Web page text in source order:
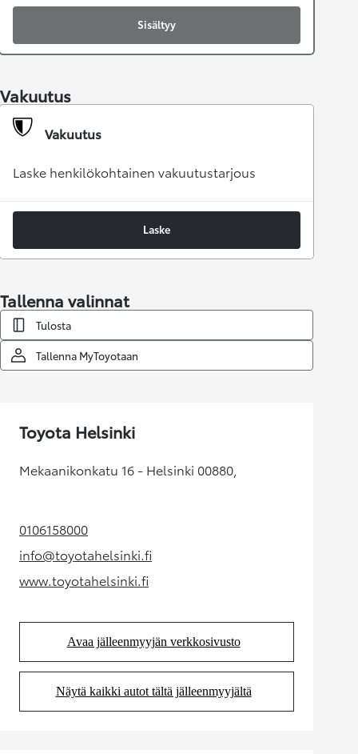
Sisältyy
Vakuutus
Vakuutus
Laske henkilökohtainen vakuutustarjous
Laske
Tallenna valinnat
Tulosta
Tallenna MyToyotaan
Toyota Helsinki
Mekaanikonkatu 16 - Helsinki 00880,
0106158000(Aukeaa uudessa välilehdessä)
info@toyotahelsinki.fi(Aukeaa uudessa välilehdessä)
www.toyotahelsinki.fi(Aukeaa uudessa välilehdessä)
Avaa jälleenmyyjän verkkosivusto
(Aukeaa uudessa välilehdessä)
Näytä kaikki autot tältä jälleenmyyjältä
(Aukeaa uudessa välilehdessä)